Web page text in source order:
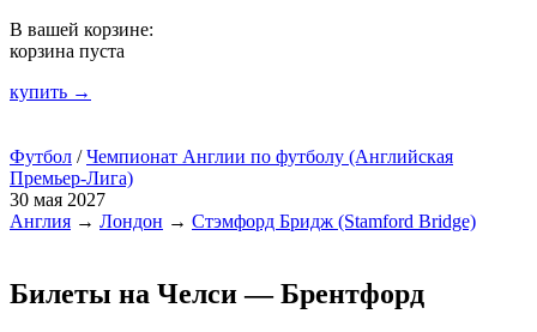
В вашей корзине:
корзина пуста
купить →
Футбол /Чемпионат Англии по футболу (Английская
Премьер-Лига)
30 мая 2027
Англия → Лондон → Стэмфорд Бридж (Stamford Bridge)
Билеты на Челси — Брентфорд